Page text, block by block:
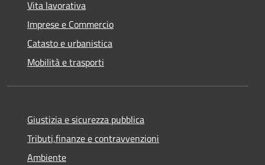
Vita lavorativa
Imprese e Commercio
Catasto e urbanistica
Mobilità e trasporti
Giustizia e sicurezza pubblica
Tributi,finanze e contravvenzioni
Ambiente